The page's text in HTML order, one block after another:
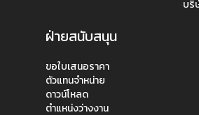
ฝ่ายสนับสนุน
ขอใบเสนอราคา
ตัวแทนจำหน่าย
ดาวน์โหลด
ตำแหน่งว่างงาน
บริ